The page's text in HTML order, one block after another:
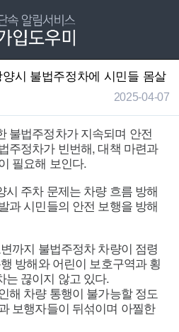
양시 불법주정차에 시민들 몸살
2025-04-07
불법주정차가 지속되며 안전
주정차가 빈번해, 대책 마련과
필요해 보인다.
시 주차 문제는 차량 흐름 방해
과 시민들의 안전 보행을 방해
까지 불법주정차 차량이 점령
방해와 어린이 보호구역과 횡
는 끊이지 않고 있다.
해 차량 통행이 불가능할 정도
보행자들이 뒤섞이며 아찔한